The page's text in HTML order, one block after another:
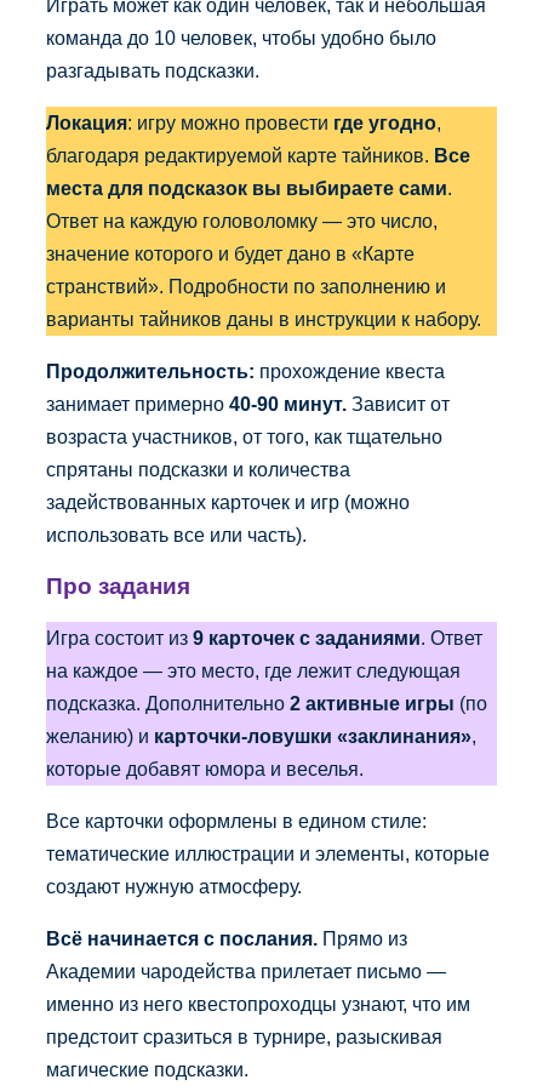
Играть может как один человек, так и небольшая
команда до 10 человек, чтобы удобно было
разгадывать подсказки.
Локация: игру можно провести где угодно,
благодаря редактируемой карте тайников. Все
места для подсказок вы выбираете сами.
Ответ на каждую головоломку — это число,
значение которого и будет дано в «Карте
странствий». Подробности по заполнению и
варианты тайников даны в инструкции к набору.
Продолжительность: прохождение квеста
занимает примерно 40-90 минут. Зависит от
возраста участников, от того, как тщательно
спрятаны подсказки и количества
задействованных карточек и игр (можно
использовать все или часть).
Про задания
Игра состоит из 9 карточек с заданиями . Ответ
на каждое — это место, где лежит следующая
подсказка. Дополнительно 2 активные игры (по
желанию) и карточки-ловушки «заклинания»
которые добавят юмора и веселья.
Все карточки оформлены в едином стиле:
тематические иллюстрации и элементы, которые
создают нужную атмосферу.
Всё начинается с послания. Прямо из
Академии чародейства прилетает письмо —
именно из него квестопроходцы узнают, что им
предстоит сразиться в турнире, разыскивая
магические подсказки.